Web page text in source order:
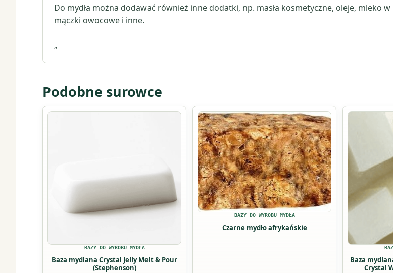
Do mydła można dodawać również inne dodatki, np. masła kosmetyczne, oleje, mleko
mączki owocowe i inne.
„
Podobne surowce
BAZY DO WYROBU MYDŁA
Baza mydlana Crystal Jelly Melt & Pour
(Stephenson)
Ten
BAZY DO WYROBU MYDŁA
Czarne mydło afrykańskie
Ten
produkt
ma
wiele
wariantów.
Opcje
można
wybrać
na
Baza
Crystal
Ten
wiele
wariantów.
Opcje
wybrać
na
produktu